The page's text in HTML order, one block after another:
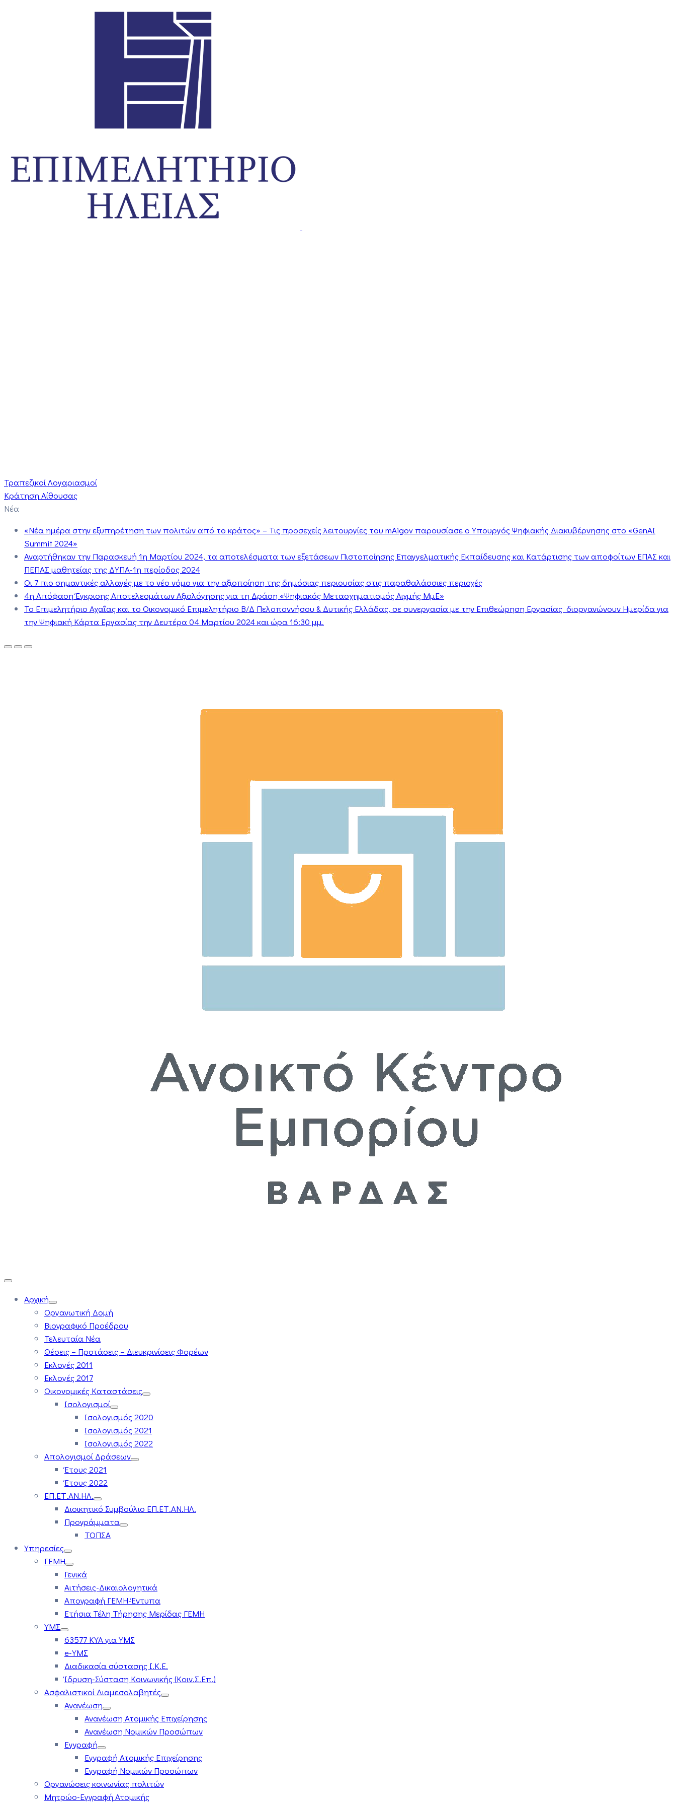
Τραπεζικοί Λογαριασμοί
Κράτηση Αίθουσας
Νέα
«Νέα ημέρα στην εξυπηρέτηση των πολιτών από το κράτος» – Τις προσεχείς λειτουργίες του mAigov παρουσίασε ο Υπουργός Ψηφιακής Διακυβέρνησης στο «GenAI
Summit 2024»
Αναρτήθηκαν την Παρασκευή 1η Μαρτίου 2024, τα αποτελέσματα των εξετάσεων Πιστοποίησης Επαγγελματικής Εκπαίδευσης και Κατάρτισης των αποφοίτων ΕΠΑΣ και
ΠΕΠΑΣ μαθητείας της ΔΥΠΑ-1η περίοδος 2024
Οι 7 πιο σημαντικές αλλαγές με το νέο νόμο για την αξιοποίηση της δημόσιας περιουσίας στις παραθαλάσσιες περιοχές
4η Απόφαση Έγκρισης Αποτελεσμάτων Αξιολόγησης για τη Δράση «Ψηφιακός Μετασχηματισμός Αιχμής ΜμΕ»
Το Επιμελητήριο Αχαΐας και το Οικονομικό Επιμελητήριο Β/Δ Πελοποννήσου & Δυτικής Ελλάδας, σε συνεργασία με την Επιθεώρηση Εργασίας διοργανώνουν Ημερίδα για
την Ψηφιακή Κάρτα Εργασίας την Δευτέρα 04 Μαρτίου 2024 και ώρα 16:30 μμ.
Αρχική
Οργανωτική Δομή
Βιογραφικό Προέδρου
Τελευταία Νέα
Θέσεις – Προτάσεις – Διευκρινίσεις Φορέων
Εκλογές 2011
Εκλογές 2017
Οικονομικές Καταστάσεις
Ισολογισμοί
Ισολογισμός 2020
Ισολογισμός 2021
Ισολογισμός 2022
Απολογισμοί Δράσεων
Έτους 2021
Έτους 2022
ΕΠ.ΕΤ.ΑΝ.ΗΛ.
Διοικητικό Συμβούλιο ΕΠ.ΕΤ.ΑΝ.ΗΛ.
Προγράμματα
ΤΟΠΣΑ
Υπηρεσίες
ΓΕΜΗ
Γενικά
Αιτήσεις-Δικαιολογητικά
Απογραφή ΓΕΜΗ-Έντυπα
Ετήσια Τέλη Τήρησης Μερίδας ΓΕΜΗ
ΥΜΣ
63577 ΚΥΑ για ΥΜΣ
e-ΥΜΣ
Διαδικασία σύστασης Ι.Κ.Ε.
Ίδρυση-Σύσταση Κοινωνικής (Κοιν.Σ.Επ.)
Ασφαλιστικοί Διαμεσολαβητές
Ανανέωση
Ανανέωση Ατομικής Επιχείρησης
Ανανέωση Νομικών Προσώπων
Εγγραφή
Εγγραφή Ατομικής Επιχείρησης
Εγγραφή Νομικών Προσώπων
Οργανώσεις κοινωνίας πολιτών
Μητρώο-Εγγραφή Ατομικής